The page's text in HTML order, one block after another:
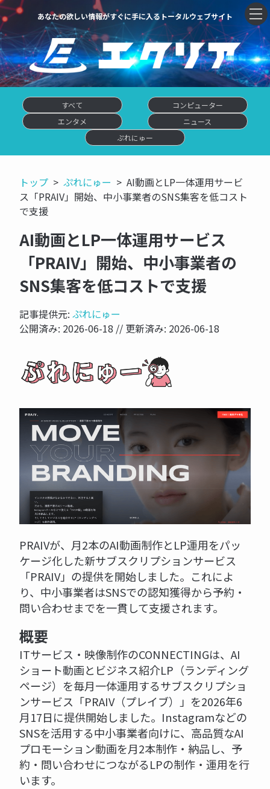
あなたの欲しい情報がすぐに手に入るトータルウェブサイト
すべて
コンピューター
エンタメ
ニュース
ぷれにゅー
トップ ぷれにゅー
AI動画とLP一体運用サービ
ス「PRAIV」開始、中小事業者のSNS集客を低コスト
で支援
AI動画とLP一体運用サービス
「PRAIV」開始、中小事業者の
SNS集客を低コストで支援
記事提供元: ぷれにゅー
公開済み: 2026-06-18 // 更新済み: 2026-06-18
PRAIVが、月2本のAI動画制作とLP運用をパッ
ケージ化した新サブスクリプションサービス
「PRAIV」の提供を開始しました。これによ
り、中小事業者はSNSでの認知獲得から予約・
問い合わせまでを一貫して支援されます。
概要
ITサービス・映像制作のCONNECTINGは、AI
ショート動画とビジネス紹介LP（ランディング
ページ）を毎月一体運用するサブスクリプショ
ンサービス「PRAIV（プレイブ）」を2026年6
月17日に提供開始しました。Instagramなどの
SNSを活用する中小事業者向けに、高品質なAI
プロモーション動画を月2本制作・納品し、予
約・問い合わせにつながるLPの制作・運用を行
います。